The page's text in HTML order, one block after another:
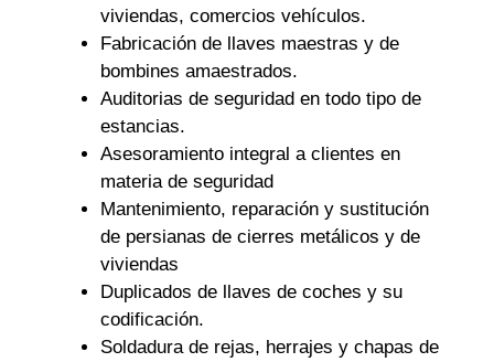
viviendas, comercios vehículos.
Fabricación de llaves maestras y de
bombines amaestrados.
Auditorias de seguridad en todo tipo de
estancias.
Asesoramiento integral a clientes en
materia de seguridad
Mantenimiento, reparación y sustitución
de persianas de cierres metálicos y de
viviendas
Duplicados de llaves de coches y su
codificación.
Soldadura de rejas, herrajes y chapas de